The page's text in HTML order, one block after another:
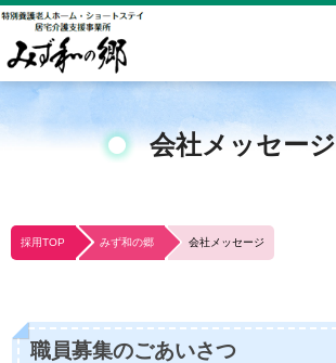
会社メッセージ
採用TOP みず和の郷 会社メッセージ
職員募集のごあいさつ